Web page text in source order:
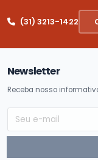
(31) 3213-1422
Newsletter
Receba nosso